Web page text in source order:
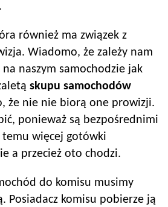
również ma związek z
Wiadomo, że zależy nam
naszym samochodzie jak
skupu samochodów
że nie nie biorą one prowizji.
ponieważ są bezpośrednimi
więcej gotówki
a przecież oto chodzi.
do komisu musimy
Posiadacz komisu pobierze ją